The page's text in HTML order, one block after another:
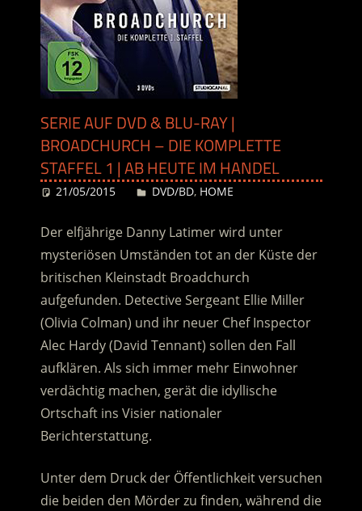
SERIE AUF DVD & BLU-RAY |
BROADCHURCH – DIE KOMPLETTE
STAFFEL 1 | AB HEUTE IM HANDEL
21/05/2015 Desiree
DVD/BD, HOME
Der elfjährige Danny Latimer wird unter
mysteriösen Umständen tot an der Küste der
britischen Kleinstadt Broadchurch
aufgefunden. Detective Sergeant Ellie Miller
(Olivia Colman) und ihr neuer Chef Inspector
Alec Hardy (David Tennant) sollen den Fall
aufklären. Als sich immer mehr Einwohner
verdächtig machen, gerät die idyllische
Ortschaft ins Visier nationaler
Berichterstattung.
Unter dem Druck der Öffentlichkeit versuchen
die beiden den Mörder zu finden, während die